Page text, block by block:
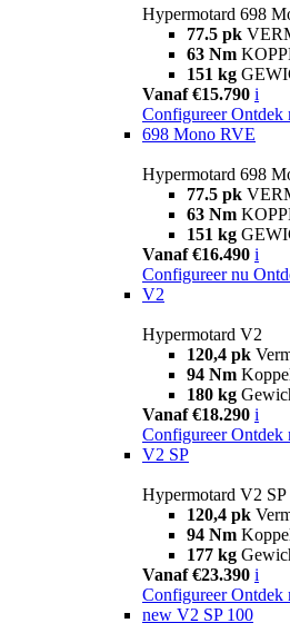
Hypermotard 698
77.5 pk
63 Nm
151 kg
Vanaf €15.790 i
Configureer Ontdek
698 Mono RVE
Hypermotard 698
77.5 pk
63 Nm
151 kg
Vanaf €16.490 i
Configureer nu
V2
Hypermotard V2
120,4 pk
94 Nm
180 kg
Vanaf €18.290 i
Configureer Ontdek
V2 SP
Hypermotard V2 SP
120,4 pk
94 Nm
177 kg
Vanaf €23.390 i
Configureer Ontdek
new V2 SP 100